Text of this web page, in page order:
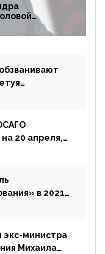
р.
20 апреля,
в 2021
министра
Михаила